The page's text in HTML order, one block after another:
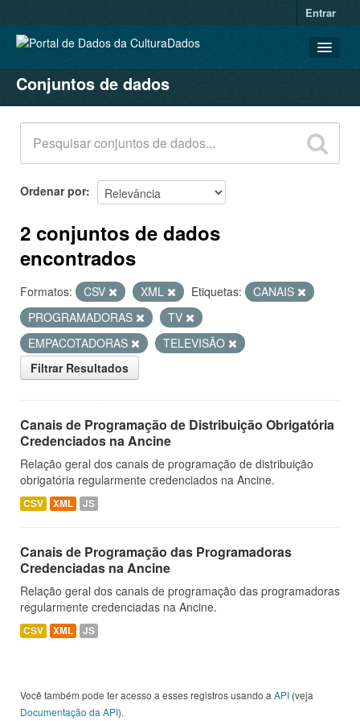
Entrar
CONJUNTOS DE DADOS
ORGANIZAÇÕES
GRUPOS
SOBRE
Conjuntos de dados
Ordenar por
2 conjuntos de dados
encontrados
Formatos: CSV XML Etiquetas:
CANAIS
PROGRAMADORAS
TV
EMPACOTADORAS
TELEVISÃO
Filtrar Resultados
Canais de Programação de Distribuição Obrigatória
Credenciados na Ancine
Relação geral dos canais de programação de distribuição
obrigatória regularmente credenciados na Ancine.
CSV XML JS
Canais de Programação das Programadoras
Credenciadas na Ancine
Relação geral dos canais de programação das programadoras
regularmente credenciadas na Ancine.
CSV XML JS
Você também pode ter acesso a esses registros usando a API (veja
Documentação da API).